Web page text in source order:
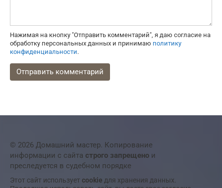
Нажимая на кнопку "Отправить комментарий", я даю согласие на
обработку персональных данных и принимаю политику
конфиденциальности.
© 2026 Домашний мастер. Копирование
информации с сайта строго запрещено и
преследуется в судебном порядке
Этот сайт использует cookie для хранения данных.